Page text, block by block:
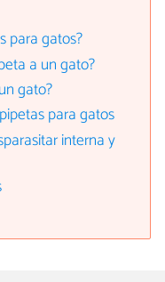
para gatos?
a un gato?
gato?
para gatos
interna y